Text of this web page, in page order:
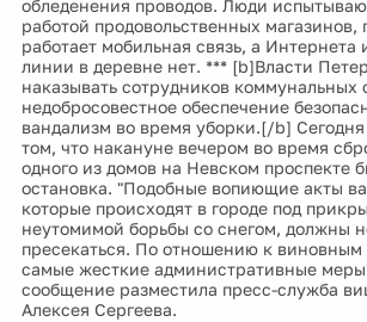
обледенения проводов. Люди
работой продовольственных магазинов,
работает мобильная связь, а Интернета
линии в деревне нет. *** [b]Власти
наказывать сотрудников коммунальных
недобросовестное обеспечение
вандализм во время уборки.[/b] Сегодня
том, что накануне вечером во время
одного из домов на Невском проспекте
остановка. "Подобные вопиющие акты
которые происходят в городе под
неутомимой борьбы со снегом, должны
пресекаться. По отношению к
самые жесткие административные
сообщение разместила пресс-служба
Алексея Сергеева.